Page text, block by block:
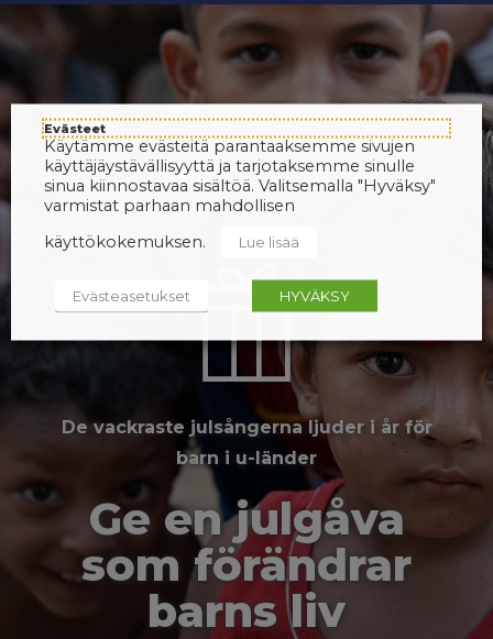
De vackraste julsångerna ljuder i år för
barn i u-länder
Ge en julgåva
som förändrar
barns liv
Evästeet
Käytämme evästeitä parantaaksemme sivujen
käyttäjäystävällisyyttä ja tarjotaksemme sinulle
sinua kiinnostavaa sisältöä. Valitsemalla "Hyväksy"
varmistat parhaan mahdollisen
käyttökokemuksen.
Lue lisää
Evästeasetukset HYVÄKSY